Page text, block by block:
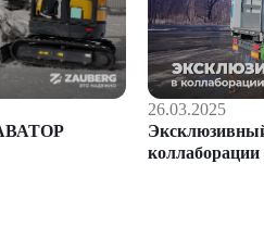
26.03.2025
коллаборации